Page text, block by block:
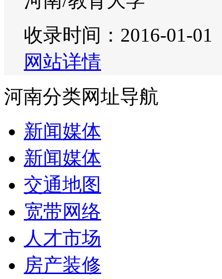
收录时间：2016-01-01
网站详情
河南分类网址导航
新闻媒体
新闻媒体
交通地图
宽带网络
人才市场
房产装修